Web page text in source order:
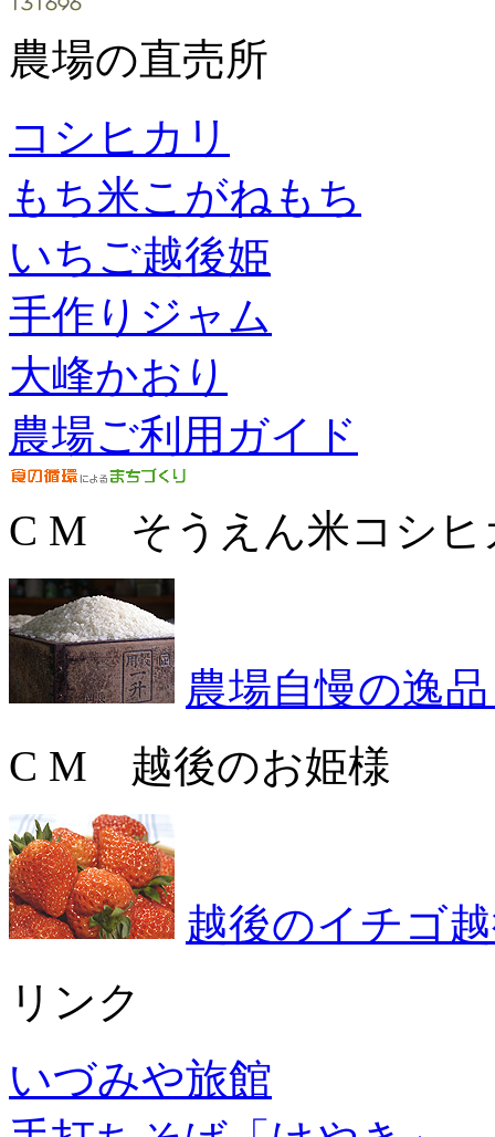
農場の直売所
コシヒカリ
もち米こがねもち
いちご越後姫
手作りジャム
大峰かおり
農場ご利用ガイド
C M そうえん米コシヒ
農場自慢の逸
C M 越後のお姫様
越後のイチゴ
リンク
いづみや旅館